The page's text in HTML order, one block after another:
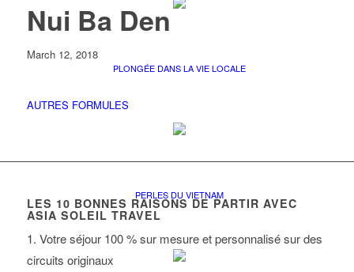
PLONGÉE DANS LA VIE LOCALE
PERLES DU VIETNAM
Nui Ba Den
March 12, 2018
AUTRES FORMULES
LES 10 BONNES RAISONS DE PARTIR AVEC
ASIA SOLEIL TRAVEL
1. Votre séjour 100 % sur mesure et personnalisé sur des
circuits originaux